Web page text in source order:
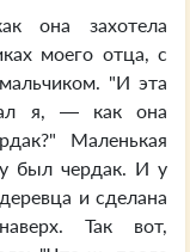
она захотела
моего отца, с
"И эта
я, — как она
Маленькая
был чердак. И у
и сделана
Так вот,